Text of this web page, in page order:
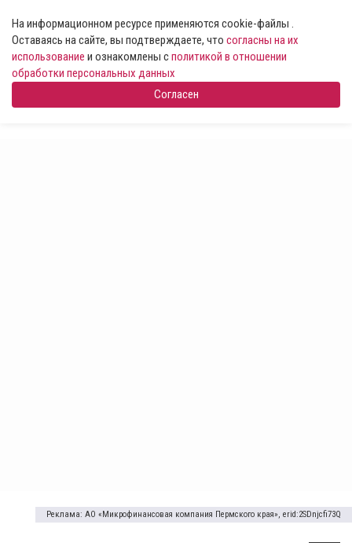
На информационном ресурсе применяются cookie-файлы .
Оставаясь на сайте, вы подтверждаете, что согласны на их
использование и ознакомлены сполитикой в отношении
обработки персональных данных
Согласен
Реклама: АО «Микрофинансовая компания Пермского края», erid:2SDnjcfi73Q